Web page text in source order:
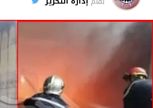
قسم الاخبار